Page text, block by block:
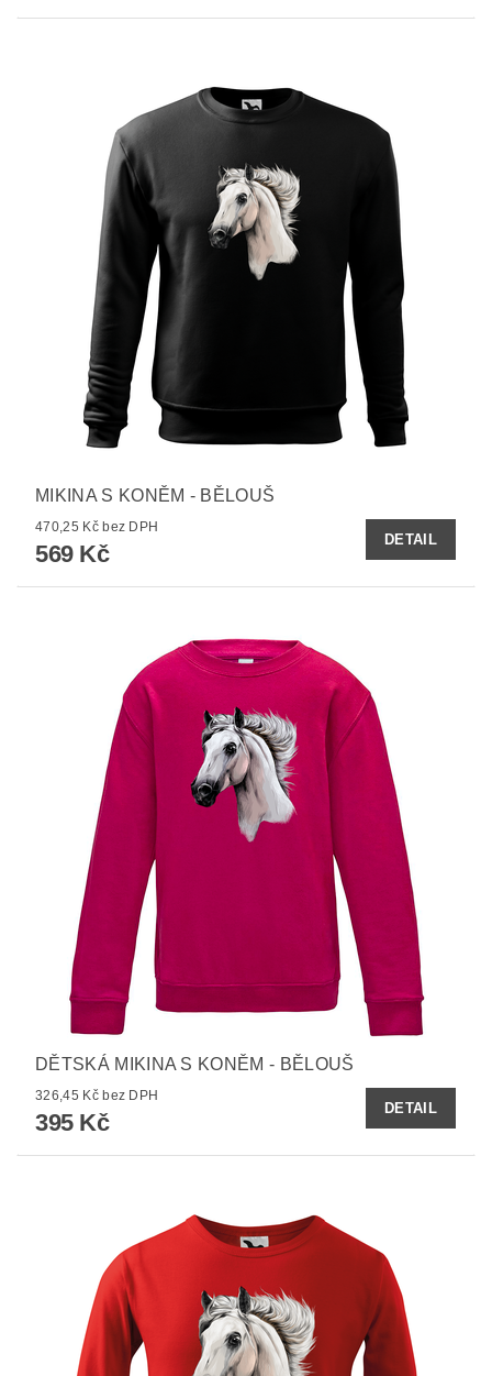
MIKINA S KONĚM - BĚLOUŠ
470,25 Kč bez DPH
569 Kč
DETAIL
DĚTSKÁ MIKINA S KONĚM - BĚLOUŠ
326,45 Kč bez DPH
395 Kč
DETAIL